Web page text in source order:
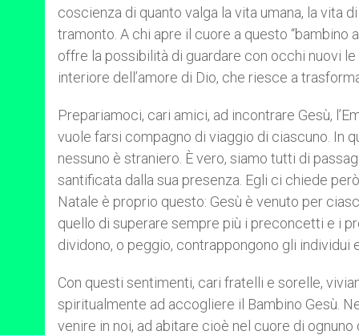
coscienza di quanto valga la vita umana, la vita
tramonto. A chi apre il cuore a questo “bambino
offre la possibilità di guardare con occhi nuovi
interiore dell’amore di Dio, che riesce a
Prepariamoci, cari amici, ad incontrare Gesù,
vuole farsi compagno di viaggio di ciascuno. In
nessuno è straniero. È vero, siamo tutti di
santificata dalla sua presenza. Egli ci chiede
Natale è proprio questo: Gesù è venuto per
quello di superare sempre più i preconcetti e i
dividono, o peggio, contrappongono gli individui
Con questi sentimenti, cari fratelli e sorelle,
spiritualmente ad accogliere il Bambino Gesù.
venire in noi, ad abitare cioè nel cuore di